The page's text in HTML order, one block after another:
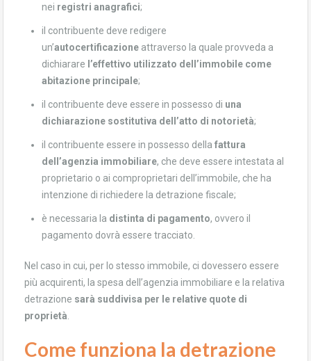
nei registri anagrafici;
il contribuente deve redigere
un’autocertificazione attraverso la quale provveda a
dichiarare l’effettivo utilizzato dell’immobile come
abitazione principale;
il contribuente deve essere in possesso di una
dichiarazione sostitutiva dell’atto di notorietà;
il contribuente essere in possesso della fattura
dell’agenzia immobiliare, che deve essere intestata al
proprietario o ai comproprietari dell’immobile, che ha
intenzione di richiedere la detrazione fiscale;
è necessaria la distinta di pagamento, ovvero il
pagamento dovrà essere tracciato.
Nel caso in cui, per lo stesso immobile, ci dovessero essere
più acquirenti, la spesa dell’agenzia immobiliare e la relativa
detrazione sarà suddivisa per le relative quote di
proprietà
Come funziona la detrazione